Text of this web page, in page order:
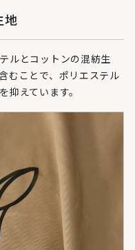
地
ルとコットンの混紡生
むことで、ポリエステル
抑えています。